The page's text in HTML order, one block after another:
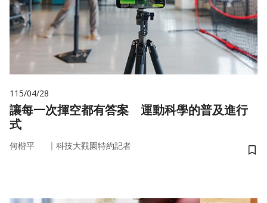
115/04/28
讓每一次揮空都有答案 運動科學的普及進行
式
何楷平 ｜ 科技大觀園特約記者
儲